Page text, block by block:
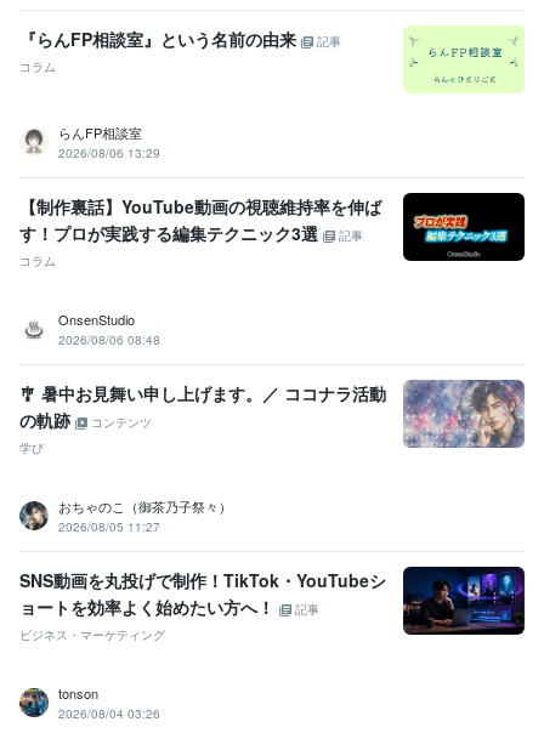
『らんFP相談室』という名前の由来
記事
コラム
らんFP相談室
2026/08/06 13:29
【制作裏話】YouTube動画の視聴維持率を伸ば
す！プロが実践する編集テクニック3選
記事
コラム
OnsenStudio
2026/08/06 08:48
🎐 暑中お見舞い申し上げます。／ ココナラ活動
の軌跡
コンテンツ
学び
おちゃのこ（御茶乃子祭々）
2026/08/05 11:27
SNS動画を丸投げで制作！TikTok・YouTubeシ
ョートを効率よく始めたい方へ！
記事
ビジネス・マーケティング
tonson
2026/08/04 03:26